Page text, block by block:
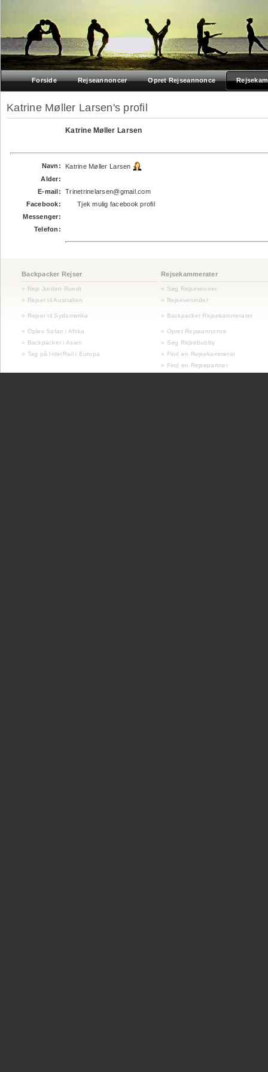
Forside Rejseannoncer Opret Rejseannonce
Katrine Møller Larsen's profil
Katrine Møller Larsen
Navn:
Katrine Møller Larsen
Alder:
E-mail:
Trinetrinelarsen@gmail.com
Facebook:
Tjek mulig facebook profil
Messenger:
Telefon:
Backpacker Rejser Rejsekammerater
» Rejs Jorden Rundt
» Søg Rejsevenner
» Rejser til Australien
» Rejseveninder
» Rejser til Sydamerika » Backpacker Rejsekammerater
» Oplev Safari i Afrika
» Opret Rejseannonce
» Backpacker i Asien
» Søg Rejsebubby
» Tag på InterRail i Europa
» Find en Rejsekammerat
» Find en Rejsepartner